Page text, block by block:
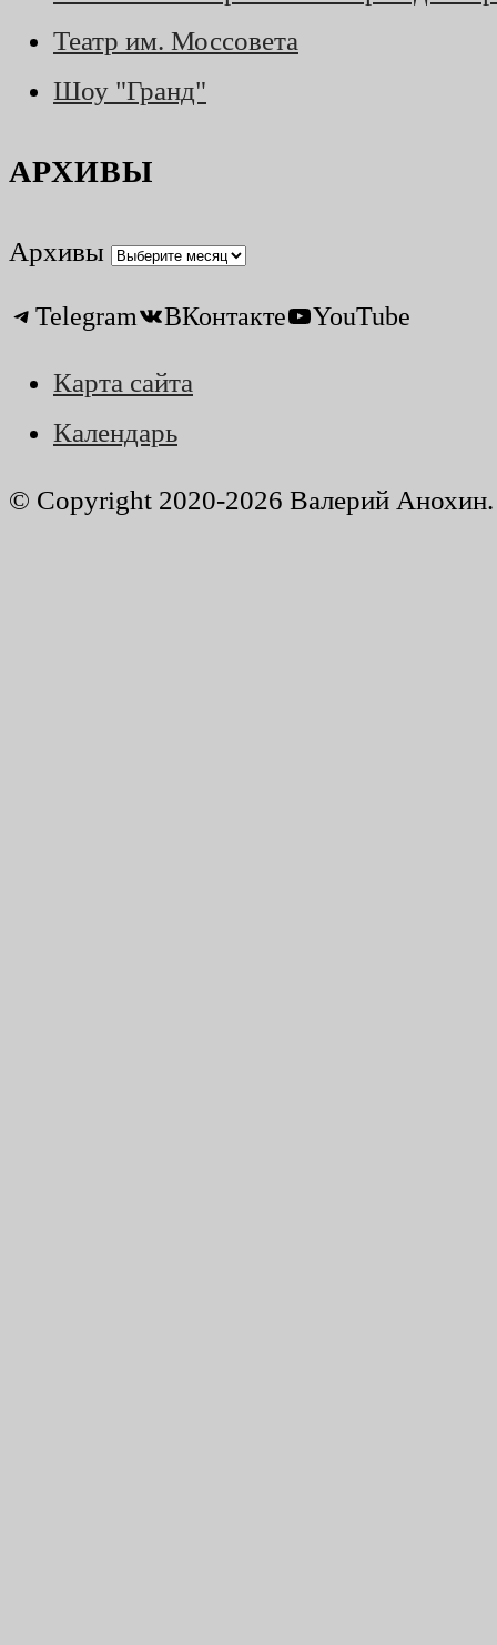
Театр им. Моссовета
Шоу "Гранд"
АРХИВЫ
Архивы
Telegram ВКонтакте YouTube
Карта сайта
Календарь
© Copyright 2020-2026 Валерий